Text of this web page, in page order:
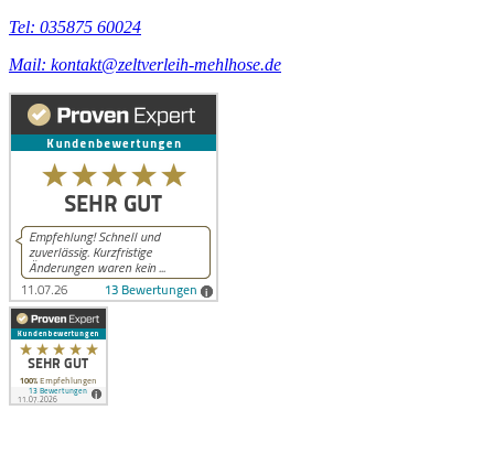
Tel: 035875 60024
Mail: kontakt@zeltverleih-mehlhose.de